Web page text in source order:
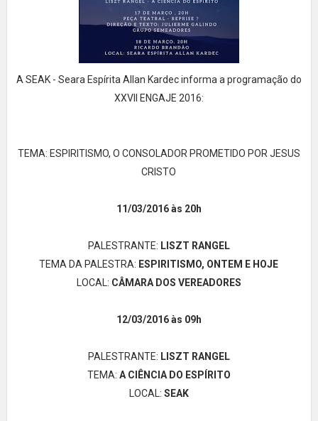
A SEAK - Seara Espírita Allan Kardec informa a programação do
XXVII ENGAJE 2016:
TEMA: ESPIRITISMO, O CONSOLADOR PROMETIDO POR JESUS
CRISTO
11/03/2016 às 20h
PALESTRANTE: LISZT RANGEL
TEMA DA PALESTRA: ESPIRITISMO, ONTEM E HOJE
LOCAL: CÂMARA DOS VEREADORES
12/03/2016 às 09h
PALESTRANTE: LISZT RANGEL
TEMA: A CIÊNCIA DO ESPÍRITO
LOCAL: SEAK